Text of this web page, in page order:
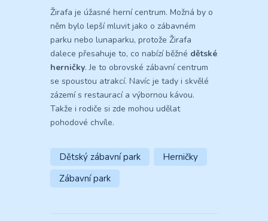
Žirafa je úžasné herní centrum. Možná by o
něm bylo lepší mluvit jako o zábavném
parku nebo lunaparku, protože Žirafa
dalece přesahuje to, co nabízí běžné dětské
herničky. Je to obrovské zábavní centrum
se spoustou atrakcí. Navíc je tady i skvělé
zázemí s restaurací a výbornou kávou.
Takže i rodiče si zde mohou udělat
pohodové chvíle.
Dětský zábavní park
Herničky
Zábavní park